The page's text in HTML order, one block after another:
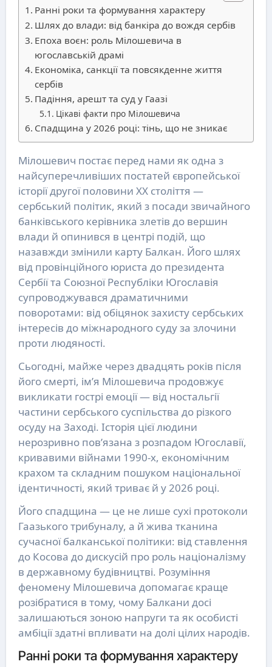
Ранні роки та формування характеру
Шлях до влади: від банкіра до вождя сербів
Епоха воєн: роль Мілошевича в
югославській драмі
Економіка, санкції та повсякденне життя
сербів
Падіння, арешт та суд у Гаазі
Цікаві факти про Мілошевича
Спадщина у 2026 році: тінь, що не зникає
Мілошевич постає перед нами як одна з
найсуперечливіших постатей європейської
історії другої половини ХХ століття —
сербський політик, який з посади звичайного
банківського керівника злетів до вершин
влади й опинився в центрі подій, що
назавжди змінили карту Балкан. Його шлях
від провінційного юриста до президента
Сербії та Союзної Республіки Югославія
супроводжувався драматичними
поворотами: від обіцянок захисту сербських
інтересів до міжнародного суду за злочини
проти людяності.
Сьогодні, майже через двадцять років після
його смерті, ім’я Мілошевича продовжує
викликати гострі емоції — від ностальгії
частини сербського суспільства до різкого
осуду на Заході. Історія цієї людини
нерозривно пов’язана з розпадом Югославії,
кривавими війнами 1990-х, економічним
крахом та складним пошуком національної
ідентичності, який триває й у 2026 році.
Його спадщина — це не лише сухі протоколи
Гаазького трибуналу, а й жива тканина
сучасної балканської політики: від ставлення
до Косова до дискусій про роль націоналізму
в державному будівництві. Розуміння
феномену Мілошевича допомагає краще
розібратися в тому, чому Балкани досі
залишаються зоною напруги та як особисті
амбіції здатні впливати на долі цілих народів.
Ранні роки та формування характеру